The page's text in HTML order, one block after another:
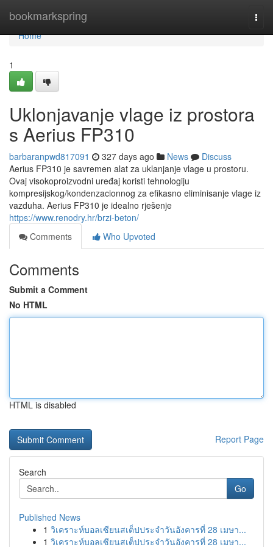
bookmarkspring
Home
Home
1
Uklonjavanje vlage iz prostora
s Aerius FP310
barbaranpwd817091 327 days ago News
Discuss
Aerius FP310 je savremen alat za uklanjanje vlage u prostoru.
Ovaj visokoproizvodni uređaj koristi tehnologiju
kompresijskog/kondenzacionnog za efikasno eliminisanje vlage iz
vazduha. Aerius FP310 je idealno rješenje
https://www.renodry.hr/brzi-beton/
Comments
Who Upvoted
Comments
Submit a Comment
No HTML
HTML is disabled
Report Page
Search
Go
Published News
1 วิเคราะห์บอลเซียนสเต็ปประจำวันอังคารที่ 28 เมษา...
1 วิเคราะห์บอลเซียนสเต็ปประจำวันอังคารที่ 28 เมษา...